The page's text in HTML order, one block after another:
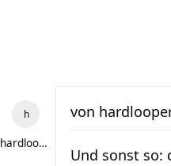
hardlooper
von
Und sonst so: